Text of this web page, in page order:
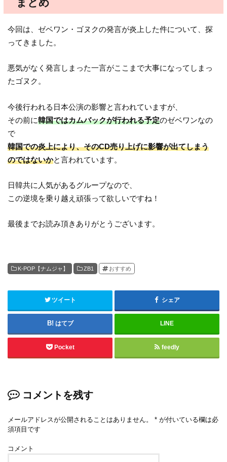
今回は、ゼベワン・ゴヌクの発言が炎上した件について、探
ってきました。
悪気がなく発言しまった一言がここまで大事になってしまっ
たゴヌク。
今後行われる日本公演の影響と言われていますが、
その前に韓国ではカムバックが行われる予定のゼベワンなの
で
韓国での炎上により、そのCD売り上げに影響が出てしまう
のではないかと言われています。
日韓共に人気があるグループなので、
この逆境を乗り越え頑張って欲しいですね！
最後までお読み頂きありがとうございます。
K-POP【ナムジャ】 ZB1 おすすめ
ツイート シェア
はてブ LINE
Pocket feedly
コメントを残す
メールアドレスが公開されることはありません。 * が付いている欄は必
須項目です
コメント